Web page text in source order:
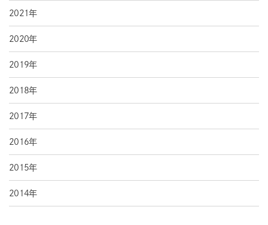
2021年
2020年
2019年
2018年
2017年
2016年
2015年
2014年